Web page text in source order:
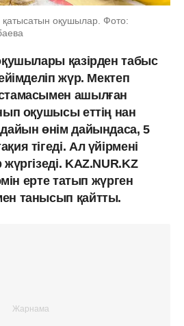
қатысатын оқушылар. Фото:
қазірден табыс
жүр. Мектеп
ашылған
оқушысы еттің нан
өнім дайындаса, 5
тігеді. Ал үйірмені
KAZ.NUR.KZ
ерте татып жүрген
танысып қайтты.